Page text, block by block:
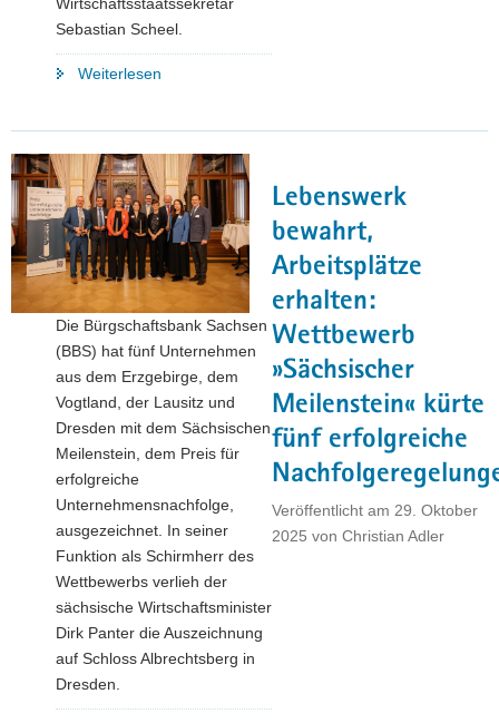
Sebastian Scheel.
Weiterlesen
Sachsens
Papierindustrie
setzt
Kreislaufwirtschaft"
Lebenswerk
bewahrt,
Arbeitsplätze
erhalten:
Wettbewerb
»Sächsischer
Meilenstein« kürte
fünf erfolgreiche
Veröffentlicht am 29. Oktober
2025 von Christian Adler
Die Bürgschaftsbank Sachsen
(BBS) hat fünf Unternehmen
aus dem Erzgebirge, dem
Vogtland, der Lausitz und
Dresden mit dem Sächsischen
Meilenstein, dem Preis für
erfolgreiche
Unternehmensnachfolge,
ausgezeichnet. In seiner
Funktion als Schirmherr des
Wettbewerbs verlieh der
sächsische Wirtschaftsminister
Dirk Panter die Auszeichnung
auf Schloss Albrechtsberg in
Dresden.